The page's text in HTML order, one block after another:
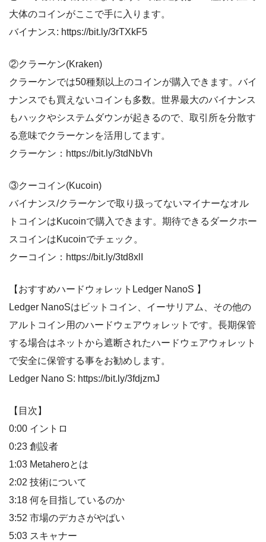
大体のコインがここで手に入ります。
バイナンス: https://bit.ly/3rTXkF5
②クラーケン(Kraken)
クラーケンでは50種類以上のコインが購入できます。バイ
ナンスでも買えないコインも多数。世界最大のバイナンス
もハックやシステムダウンが起きるので、取引所を分散す
る意味でクラーケンを活用してます。
クラーケン：https://bit.ly/3tdNbVh
③クーコイン(Kucoin)
バイナンス/クラーケンで取り扱ってないマイナーなオル
トコインはKucoinで購入できます。期待できるダークホー
スコインはKucoinでチェック。
クーコイン：https://bit.ly/3td8xlI
【おすすめハードウォレットLedger NanoS 】
Ledger NanoSはビットコイン、イーサリアム、その他の
アルトコイン用のハードウェアウォレットです。長期保管
する場合はネットから遮断されたハードウェアウォレット
で安全に保管する事をお勧めします。
Ledger Nano S: https://bit.ly/3fdjzmJ
【目次】
0:00 イントロ
0:23 創設者
1:03 Metaheroとは
2:02 技術について
3:18 何を目指しているのか
3:52 市場のデカさがやばい
5:03 スキャナー